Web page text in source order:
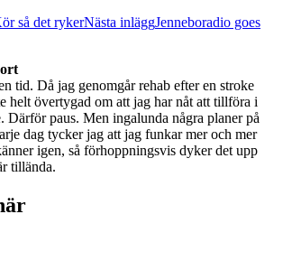
så det rykerNästa inläggJenneboradio goes
tid. Då jag genomgår rehab efter en stroke
helt övertygad om att jag har nåt att tillföra i
Därför paus. Men ingalunda några planer på
dag tycker jag att jag funkar mer och mer
igen, så förhoppningsvis dyker det upp
tillända.